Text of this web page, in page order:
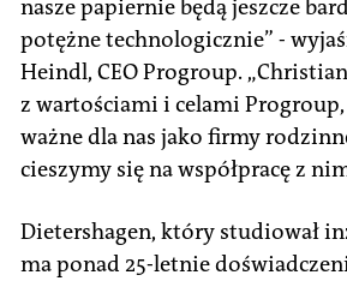
nasze papiernie będą jeszcze
potężne technologicznie” -
Heindl, CEO Progroup.
z wartościami i celami
ważne dla nas jako firmy
cieszymy się na współpracę z
Dietershagen, który studiował
ma ponad 25-letnie